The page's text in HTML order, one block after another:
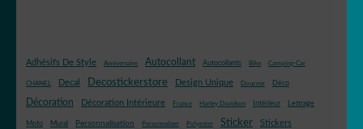
Adhésifs De Style Anniversaire Autocollant Autocollants Bike Camping-Car
CHANEL Decal Decostickerstore Design Unique Douceur Déco
Décoration Décoration Intérieure France Harley Davidson Intérieur Lettrage
Moto Mural Personnalisation Personnaliser Polyester Sticker Stickers